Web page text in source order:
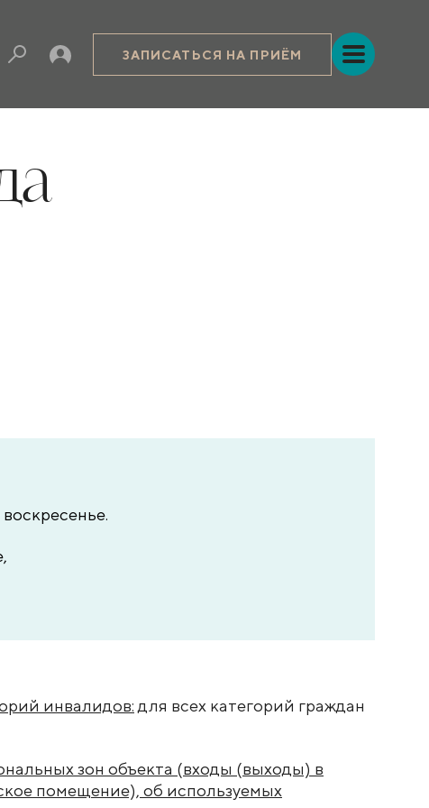
ЗАПИСАТЬСЯ НА ПРИЁМ
инвалидов: для всех категорий граждан
зон объекта (входы (выходы) в
помещение), об используемых